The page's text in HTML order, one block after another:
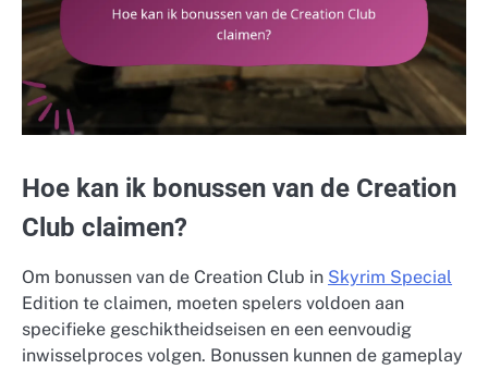
Hoe kan ik bonussen van de Creation
Club claimen?
Om bonussen van de Creation Club in Skyrim Special
Edition te claimen, moeten spelers voldoen aan
specifieke geschiktheidseisen en een eenvoudig
inwisselproces volgen. Bonussen kunnen de gameplay